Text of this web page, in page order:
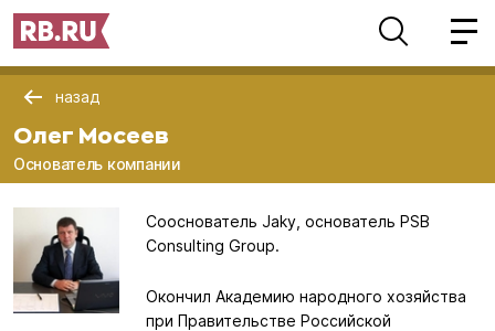
назад
Олег Мосеев
Основатель компании
Сооснователь Jaky, основатель PSB
Consulting Group.
Окончил Академию народного хозяйства
при Правительстве Российской